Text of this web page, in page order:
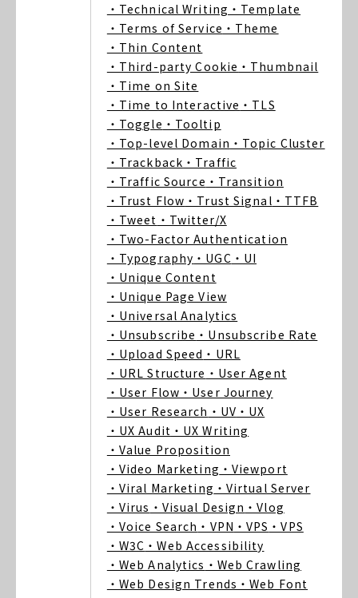
・Technical Writing ・Template
・Terms of Service ・Theme
・Thin Content
・Third-party Cookie ・Thumbnail
・Time on Site
・Time to Interactive ・TLS
・Toggle ・Tooltip
・Top-level Domain ・Topic Cluster
・Trackback ・Traffic
・Traffic Source ・Transition
・Trust Flow ・Trust Signal ・TTFB
・Tweet ・Twitter/X
・Two-Factor Authentication
・Typography ・UGC ・UI
・Unique Content
・Unique Page View
・Universal Analytics
・Unsubscribe ・Unsubscribe Rate
・Upload Speed ・URL
・URL Structure ・User Agent
・User Flow ・User Journey
・User Research ・UV ・UX
・UX Audit ・UX Writing
・Value Proposition
・Video Marketing ・Viewport
・Viral Marketing ・Virtual Server
・Virus ・Visual Design ・Vlog
・Voice Search ・VPN ・VPS ・VPS
・W3C ・Web Accessibility
・Web Analytics ・Web Crawling
・Web Design Trends ・Web Font